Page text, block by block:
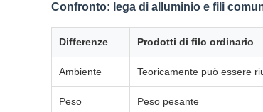
Confronto: lega di alluminio e fili
Differenze Prodotti di filo ordinario
Ambiente Teoricamente può essere
Peso Peso pesante